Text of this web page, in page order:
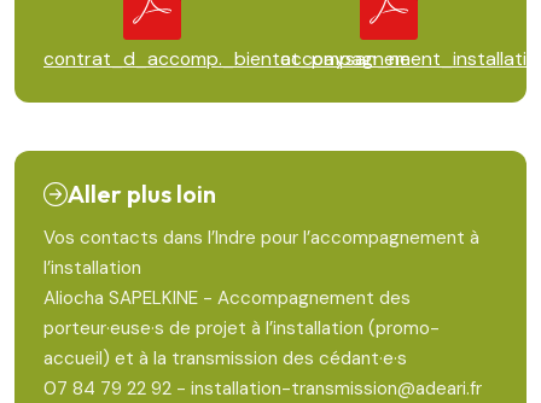
contrat_d_accomp._bientot_paysan_ne
Aller plus loin
Vos contacts dans l’Indre pour l’accompagnement à
l’installation
Aliocha SAPELKINE - Accompagnement des
porteur·euse·s de projet à l’installation (promo-
accueil) et à la transmission des cédant·e·s
07 84 79 22 92 - installation-transmission@adeari.fr